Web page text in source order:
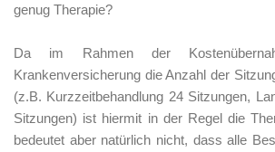
genug Therapie?
Da im Rahmen der
Krankenversicherung die Anzahl der
(z.B. Kurzzeitbehandlung 24 Sitzungen,
Sitzungen) ist hiermit in der Regel die
bedeutet aber natürlich nicht, dass alle